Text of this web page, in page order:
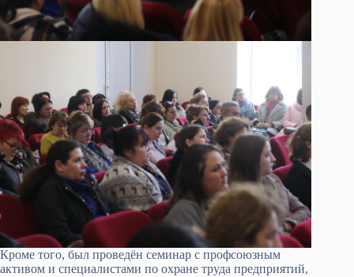
Кроме того, был проведён семинар с профсоюзным
активом и специалистами по охране труда предприятий,